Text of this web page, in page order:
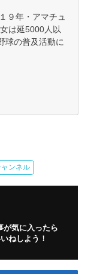
９年・アマチュ
は延5000人以
球の普及活動に
ンネル
が気に入ったら
ねしよう！